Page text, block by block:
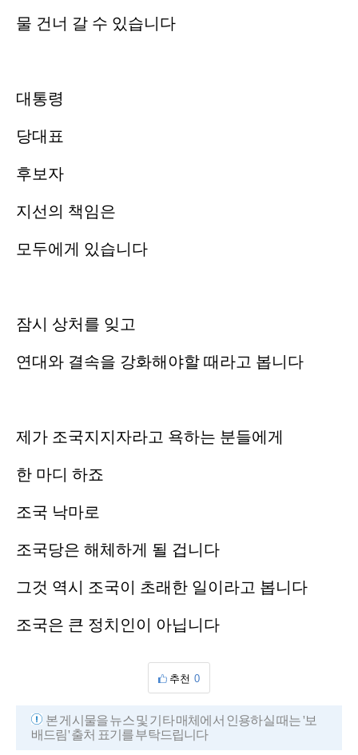
물 건너 갈 수 있습니다
대통령
당대표
후보자
지선의 책임은
모두에게 있습니다
잠시 상처를 잊고
연대와 결속을 강화해야할 때라고 봅니다
제가 조국지지자라고 욕하는 분들에게
한 마디 하죠
조국 낙마로
조국당은 해체하게 될 겁니다
그것 역시 조국이 초래한 일이라고 봅니다
조국은 큰 정치인이 아닙니다
추천 0
본 게시물을 뉴스 및 기타 매체에서 인용하실 때는 '보
배드림' 출처 표기를 부탁드립니다